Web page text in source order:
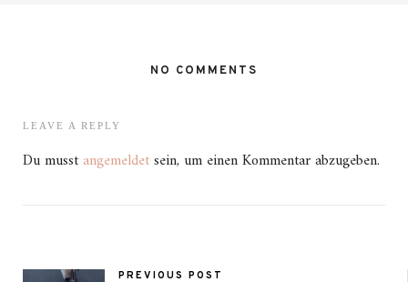
NO COMMENTS
LEAVE A REPLY
Du musst angemeldetsein, um einen Kommentar abzugeben.
PREVIOUS POST